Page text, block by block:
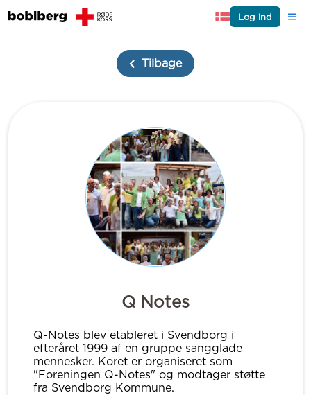
Log ind
Tilbage
Q Notes
Q-Notes blev etableret i Svendborg i
efteråret 1999 af en gruppe sangglade
mennesker. Koret er organiseret som
"Foreningen Q-Notes" og modtager støtte
fra Svendborg Kommune.